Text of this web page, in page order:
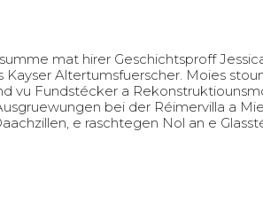
mat hirer Geschichtsproff
Altertumsfuerscher. Moies
vu Fundstécker a
bei der Réimervilla a
e raschtegen Nol an e